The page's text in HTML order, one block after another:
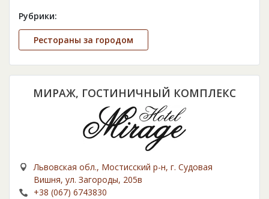
Рубрики:
Рестораны за городом
МИРАЖ, ГОСТИНИЧНЫЙ КОМПЛЕКС
Львовская обл., Мостисский р-н, г. Судовая
Вишня, ул. Загороды, 205в
+38 (067) 6743830